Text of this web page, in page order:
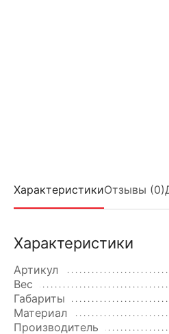
ХарактеристикиОтзывы (0)
Характеристики
Артикул
Вес
Габариты
Материал
Производитель